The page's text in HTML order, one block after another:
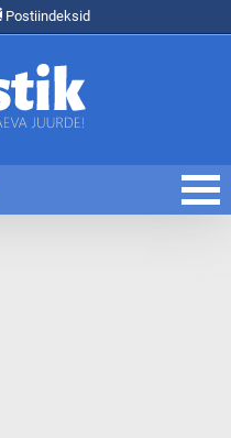
Postiindeksid